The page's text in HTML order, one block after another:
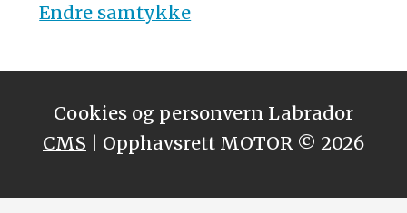
Endre samtykke
Cookies og personvern Labrador
CMS | Opphavsrett MOTOR © 2026